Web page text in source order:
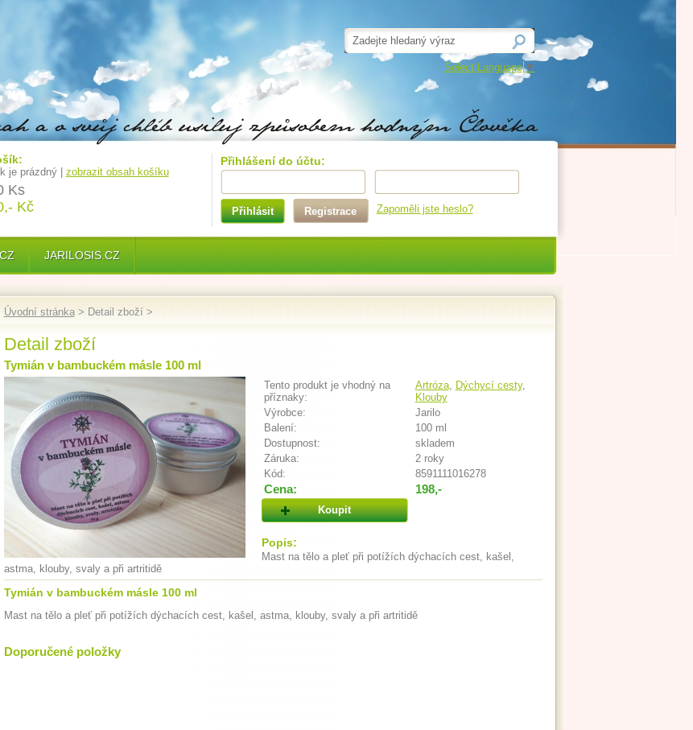
Select Language ▼
Přihlášení do účtu:
Přihlásit Registrace Zapoměli jste heslo?
je prázdný | zobrazit obsah košíku
Ks
Kč
JARILOSIS.CZ
Úvodní stránka> Detail zboží >
Detail zboží
Tymián v bambuckém másle 100 ml
Tento produkt je vhodný na
příznaky:
Artróza, Dýchycí cesty,
Klouby
Výrobce:
Jarilo
Balení:
100 ml
Dostupnost:
skladem
Záruka:
2 roky
Kód:
8591111016278
Cena: 198,-
Koupit
Popis:
Mast na tělo a pleť při potížích dýchacích cest, kašel,
astma, klouby, svaly a při artritidě
Tymián v bambuckém másle 100 ml
Mast na tělo a pleť při potížích dýchacích cest, kašel, astma, klouby, svaly a při artritidě
Doporučené položky